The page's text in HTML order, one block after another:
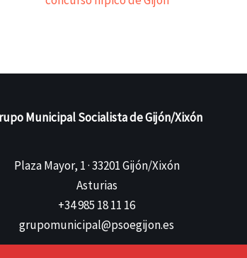
Municipal Socialista de Gijón/Xixón
Plaza Mayor, 1 · 33201 Gijón/Xixón
Asturias
+34 985 18 11 16
grupomunicipal@psoegijon.es